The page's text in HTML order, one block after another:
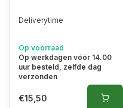
Deliverytime
Op voorraad
Op werkdagen vóór 14.00
uur besteld, zelfde dag
verzonden
€15,50